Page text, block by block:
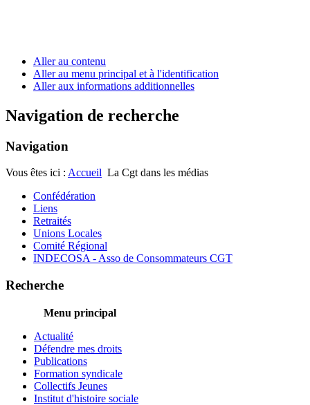
Aller au contenu
Aller au menu principal et à l'identification
Aller aux informations additionnelles
Navigation de recherche
Navigation
Vous êtes ici : Accueil La Cgt dans les médias
Confédération
Liens
Retraités
Unions Locales
Comité Régional
INDECOSA - Asso de Consommateurs CGT
Recherche
Menu principal
Actualité
Défendre mes droits
Publications
Formation syndicale
Collectifs Jeunes
Institut d'histoire sociale